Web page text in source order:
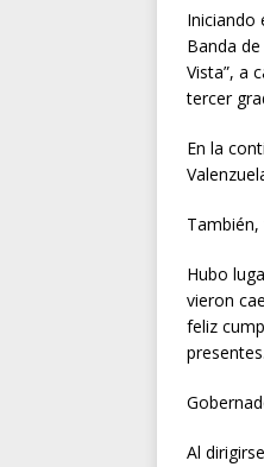
Iniciando
Banda
Vista”, a
tercer
En la
Hubo
vieron
feliz
presentes.
Al